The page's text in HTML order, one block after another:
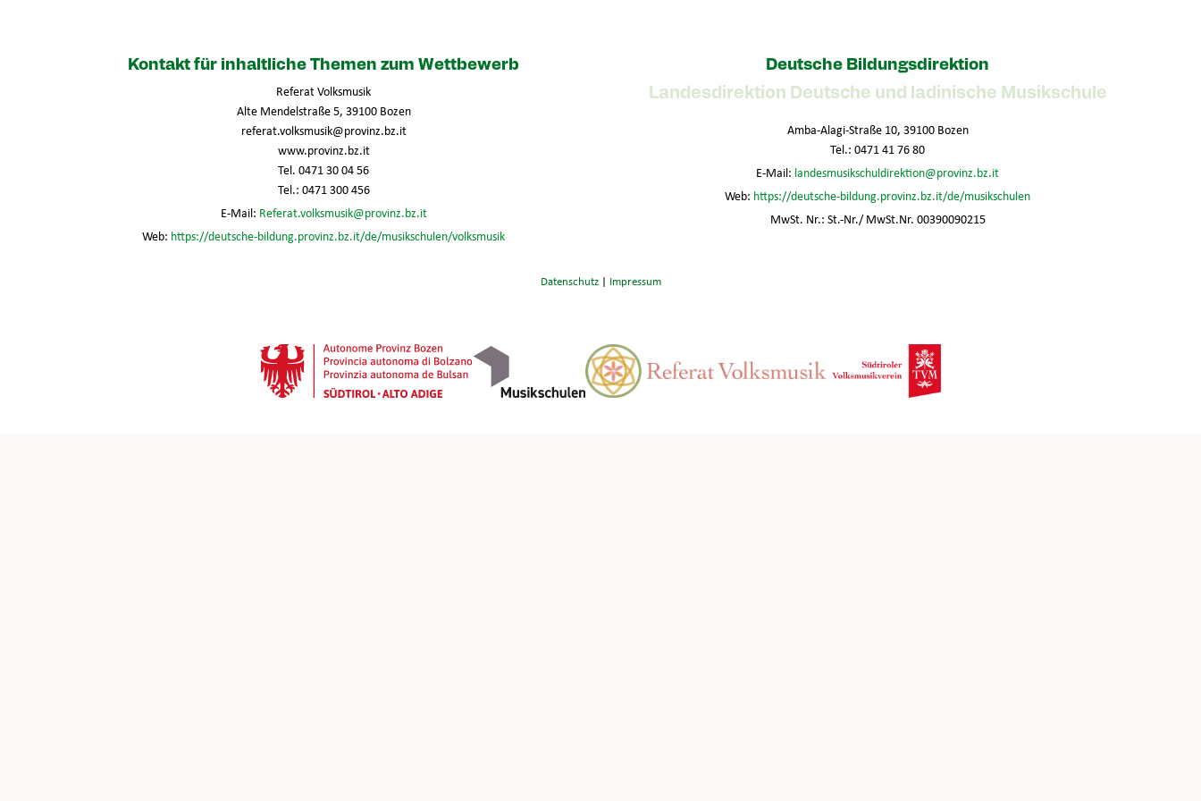
Kontakt für inhaltliche Themen zum Wettbewerb
Referat Volksmusik
Alte Mendelstraße 5, 39100 Bozen
referat.volksmusik@provinz.bz.it
www.provinz.bz.it
Tel. 0471 30 04 56
Tel.: 0471 300 456
E-Mail: Referat.volksmusik@provinz.bz.it
Web: https://deutsche-bildung.provinz.bz.it/de/musikschulen/volksmusik
Deutsche Bildungsdirektion
Landesdirektion Deutsche und ladinische Musikschule
Amba-Alagi-Straße 10, 39100 Bozen
Tel.: 0471 41 76 80
E-Mail: landesmusikschuldirektion@provinz.bz.it
Web: https://deutsche-bildung.provinz.bz.it/de/musikschulen
MwSt. Nr.: St.-Nr./ MwSt.Nr. 00390090215
Datenschutz| Impressum